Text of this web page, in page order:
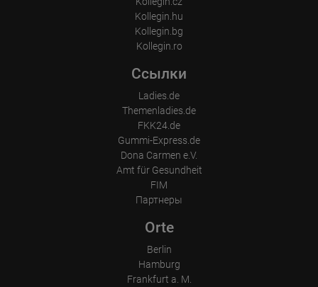
Kollegin.hu
Kollegin.bg
Kollegin.ro
Ссылки
Ladies.de
Themenladies.de
FKK24.de
Gummi-Express.de
Dona Carmen e.V.
Amt für Gesundheit
FIM
Партнеры
Orte
Berlin
Hamburg
Frankfurt a. M.